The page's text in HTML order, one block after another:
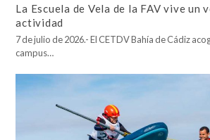
La Escuela de Vela de la FAV vive un
actividad
7 de julio de 2026.- El CETDV Bahía de Cádiz
campus…